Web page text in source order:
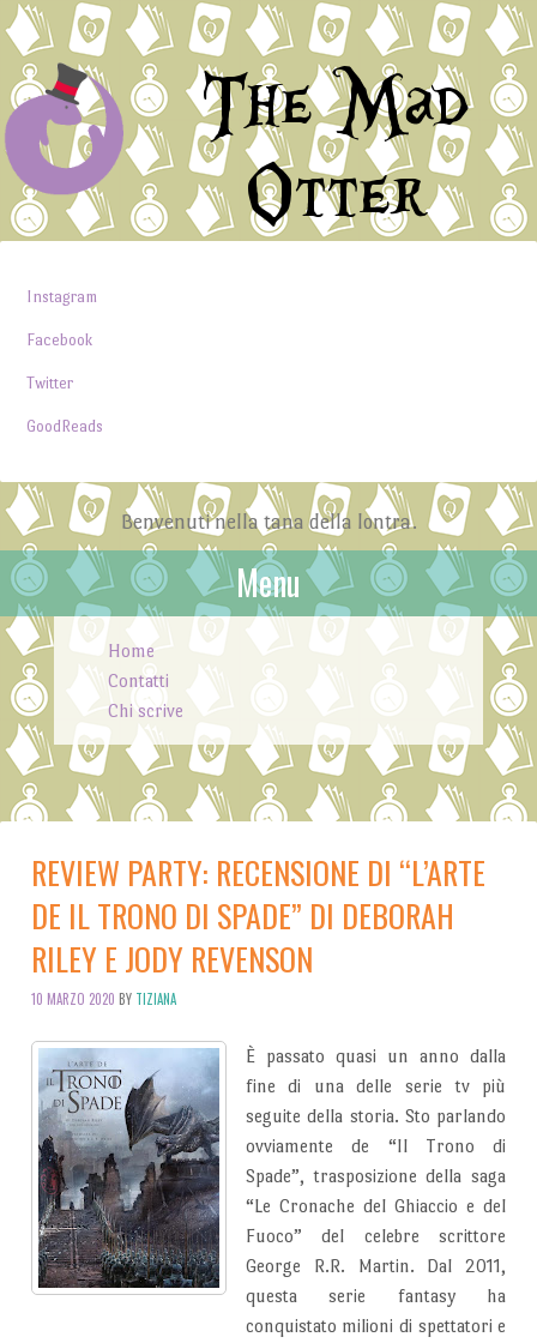
The Mad
Otter
Instagram
Facebook
Twitter
GoodReads
Benvenuti nella tana della lontra.
Menu
Skip to content
Home
Contatti
Chi scrive
REVIEW PARTY: RECENSIONE DI “L’ARTE
DE IL TRONO DI SPADE” DI DEBORAH
RILEY E JODY REVENSON
10 MARZO 2020 BY TIZIANA
È passato quasi un anno dalla
fine di una delle serie tv più
seguite della storia. Sto parlando
ovviamente de “Il Trono di
Spade”, trasposizione della saga
“Le Cronache del Ghiaccio e del
Fuoco” del celebre scrittore
George R.R. Martin. Dal 2011,
questa serie fantasy ha
conquistato milioni di spettatori e